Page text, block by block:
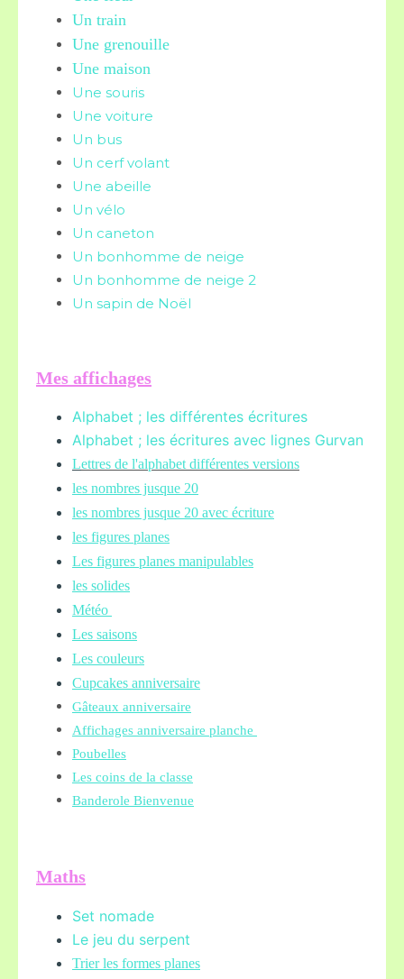
Un train
Une grenouille
Une maison
Une souris
Une voiture
Un bus
Un cerf volant
Une abeille
Un vélo
Un caneton
Un bonhomme de neige
Un bonhomme de neige 2
Un sapin de Noël
Mes affichages
Alphabet ; les différentes écritures
Alphabet ; les écritures avec lignes Gurvan
Lettres de l'alphabet différentes versions
les nombres jusque 20
les nombres jusque 20 avec écriture
les figures planes
Les figures planes manipulables
les solides
Météo
Les saisons
Les couleurs
Cupcakes anniversaire
Gâteaux anniversaire
Affichages anniversaire planche
Poubelles
Les coins de la classe
Banderole Bienvenue
Maths
Set nomade
Le jeu du serpent
Trier les formes planes